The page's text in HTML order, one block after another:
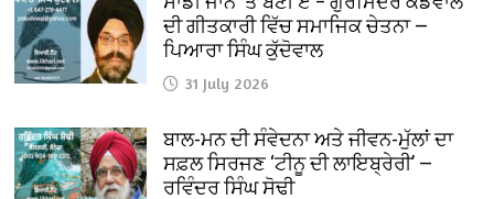
ਦੀ ਗੀਤਕਾਰੀ ਵਿੱਚ ਸਮਾਜਿਕ ਚੇਤਨਾ —
ਪਿਆਰਾ ਸਿੰਘ ਕੁੱਦੋਵਾਲ
31 July 2026
ਬਾਲ-ਮਨ ਦੀ ਸੰਵੇਦਨਾ ਅਤੇ ਜੀਵਨ-ਮੁੱਲਾਂ ਦਾ
ਸਫ਼ਲ ਸਿਰਜਣ ‘ਟੀਨੂ ਦੀ ਲਾਇਬ੍ਰੇਰੀ’ —
ਰਵਿੰਦਰ ਸਿੰਘ ਸੋਢੀ